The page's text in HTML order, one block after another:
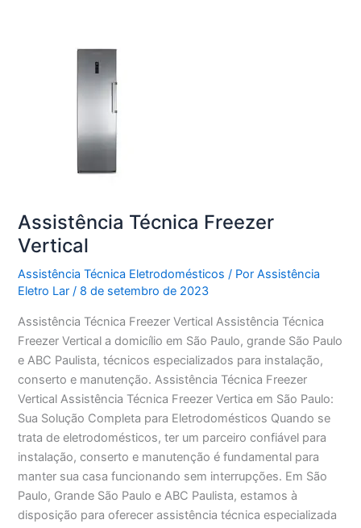
Assistência Técnica Freezer
Vertical
Assistência Técnica Eletrodomésticos / PorAssistência
Eletro Lar/ 8 de setembro de 2023
Assistência Técnica Freezer Vertical Assistência Técnica
Freezer Vertical a domicílio em São Paulo, grande São Paulo
e ABC Paulista, técnicos especializados para instalação,
conserto e manutenção. Assistência Técnica Freezer
Vertical Assistência Técnica Freezer Vertica em São Paulo:
Sua Solução Completa para Eletrodomésticos Quando se
trata de eletrodomésticos, ter um parceiro confiável para
instalação, conserto e manutenção é fundamental para
manter sua casa funcionando sem interrupções. Em São
Paulo, Grande São Paulo e ABC Paulista, estamos à
disposição para oferecer assistência técnica especializada